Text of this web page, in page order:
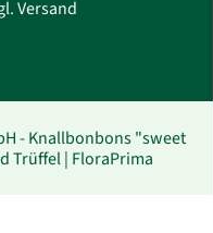
Versand
- Knallbonbons "sweet
Trüffel | FloraPrima